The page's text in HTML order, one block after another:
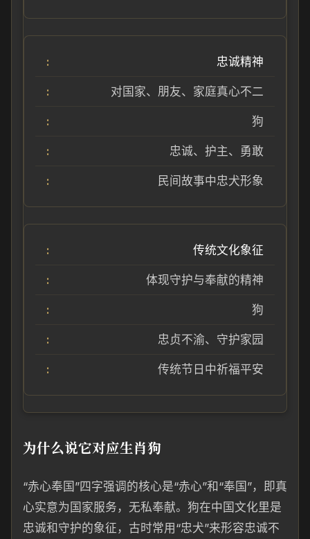
忠诚精神
对国家、朋友、家庭真心不二
狗
忠诚、护主、勇敢
民间故事中忠犬形象
传统文化象征
体现守护与奉献的精神
狗
忠贞不渝、守护家园
传统节日中祈福平安
为什么说它对应生肖狗
“赤心奉国”四字强调的核心是“赤心”和“奉国”，即真
心实意为国家服务，无私奉献。狗在中国文化里是
忠诚和守护的象征，古时常用“忠犬”来形容忠诚不